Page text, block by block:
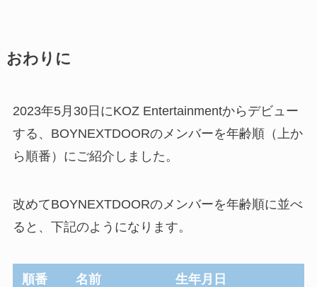
おわりに
2023年5月30日にKOZ Entertainmentからデビュー
する、BOYNEXTDOORのメンバーを年齢順（上か
ら順番）にご紹介しました。
改めてBOYNEXTDOORのメンバーを年齢順に並べ
ると、下記のようになります。
順番 名前 生年月日